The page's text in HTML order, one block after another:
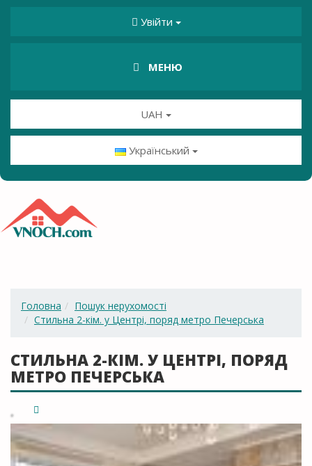
Увійти
МЕНЮ
UAH
Український
Головна
Пошук нерухомості
Стильна 2-кім. у Центрі, поряд метро Печерська
СТИЛЬНА 2-КІМ. У ЦЕНТРІ, ПОРЯД
МЕТРО ПЕЧЕРСЬКА